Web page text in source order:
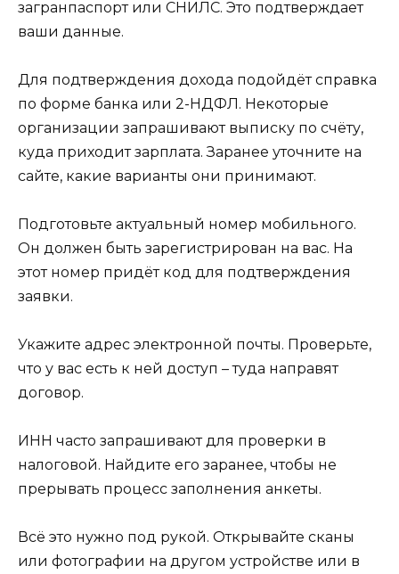
загранпаспорт или СНИЛС. Это подтверждает
ваши данные.
Для подтверждения дохода подойдёт справка
по форме банка или 2-НДФЛ. Некоторые
организации запрашивают выписку по счёту,
куда приходит зарплата. Заранее уточните на
сайте, какие варианты они принимают.
Подготовьте актуальный номер мобильного.
Он должен быть зарегистрирован на вас. На
этот номер придёт код для подтверждения
заявки.
Укажите адрес электронной почты. Проверьте,
что у вас есть к ней доступ – туда направят
договор.
ИНН часто запрашивают для проверки в
налоговой. Найдите его заранее, чтобы не
прерывать процесс заполнения анкеты.
Всё это нужно под рукой. Открывайте сканы
или фотографии на другом устройстве или в